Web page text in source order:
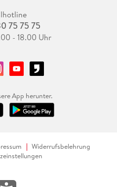
75 75 75
- 18.00 Uhr
App herunter.
Widerrufsbelehrung